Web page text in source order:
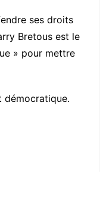
ses droits
Bretous est le
» pour mettre
démocratique.